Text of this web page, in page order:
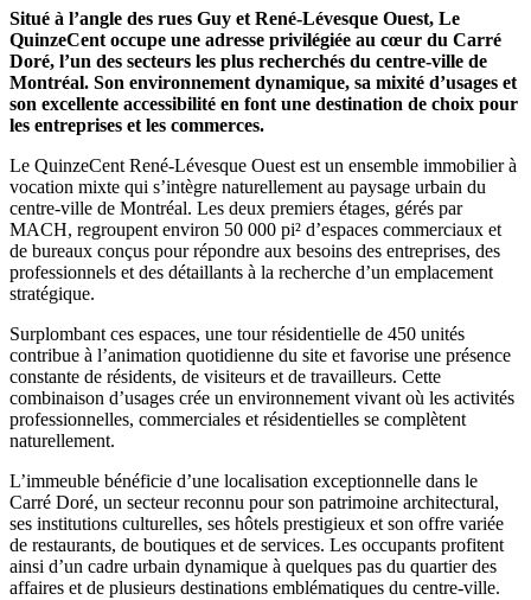
Situé à l’angle des rues Guy et René-Lévesque Ouest, Le
QuinzeCent occupe une adresse privilégiée au cœur du Carré
Doré, l’un des secteurs les plus recherchés du centre-ville de
Montréal. Son environnement dynamique, sa mixité d’usages et
son excellente accessibilité en font une destination de choix pour
les entreprises et les commerces.
Le QuinzeCent René-Lévesque Ouest est un ensemble immobilier à
vocation mixte qui s’intègre naturellement au paysage urbain du
centre-ville de Montréal. Les deux premiers étages, gérés par
MACH, regroupent environ 50 000 pi² d’espaces commerciaux et
de bureaux conçus pour répondre aux besoins des entreprises, des
professionnels et des détaillants à la recherche d’un emplacement
stratégique.
Surplombant ces espaces, une tour résidentielle de 450 unités
contribue à l’animation quotidienne du site et favorise une présence
constante de résidents, de visiteurs et de travailleurs. Cette
combinaison d’usages crée un environnement vivant où les activités
professionnelles, commerciales et résidentielles se complètent
naturellement.
L’immeuble bénéficie d’une localisation exceptionnelle dans le
Carré Doré, un secteur reconnu pour son patrimoine architectural,
ses institutions culturelles, ses hôtels prestigieux et son offre variée
de restaurants, de boutiques et de services. Les occupants profitent
ainsi d’un cadre urbain dynamique à quelques pas du quartier des
affaires et de plusieurs destinations emblématiques du centre-ville.